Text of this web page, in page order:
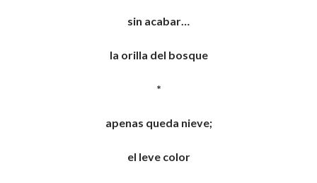
sin acabar…
la orilla del bosque
*
apenas queda nieve;
el leve color